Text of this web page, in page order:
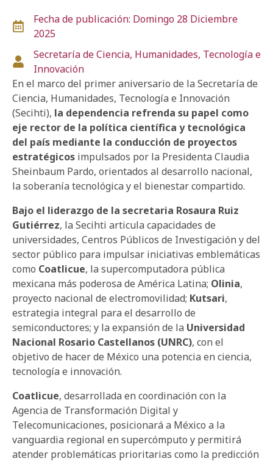
Fecha de publicación: Domingo 28 Diciembre
2025
Secretaría de Ciencia, Humanidades, Tecnología e
Innovación
En el marco del primer aniversario de la Secretaría de
Ciencia, Humanidades, Tecnología e Innovación
(Secihti), la dependencia refrenda su papel como
eje rector de la política científica y tecnológica
del país mediante la conducción de proyectos
estratégicos impulsados por la Presidenta Claudia
Sheinbaum Pardo, orientados al desarrollo nacional,
la soberanía tecnológica y el bienestar compartido.
Bajo el liderazgo de la secretaria Rosaura Ruiz
Gutiérrez, la Secihti articula capacidades de
universidades, Centros Públicos de Investigación y del
sector público para impulsar iniciativas emblemáticas
como Coatlicue, la supercomputadora pública
mexicana más poderosa de América Latina; Olinia,
proyecto nacional de electromovilidad; Kutsari,
estrategia integral para el desarrollo de
semiconductores; y la expansión de la Universidad
Nacional Rosario Castellanos (UNRC), con el
objetivo de hacer de México una potencia en ciencia,
tecnología e innovación.
Coatlicue, desarrollada en coordinación con la
Agencia de Transformación Digital y
Telecomunicaciones, posicionará a México a la
vanguardia regional en supercómputo y permitirá
atender problemáticas prioritarias como la predicción